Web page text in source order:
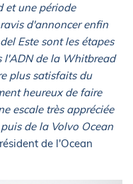
et une période
d'annoncer enfin
Este sont les étapes
l'ADN de la Whitbread
plus satisfaits du
heureux de faire
escale très appréciée
de la Volvo Ocean
de l'Ocean